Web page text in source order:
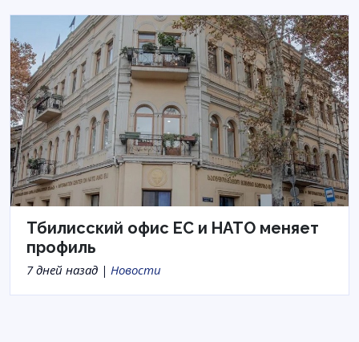
Тбилисский офис ЕС и НАТО меняет
профиль
7 дней назад | Новости